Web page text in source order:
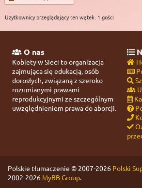
Użytkownicy przeglądający ten wątek: 1 gości
O nas
Kobiety w Sieci to organizacja
zajmująca się edukacją, osób
dorosłych, związaną z szeroko
rozumianymi prawami
reprodukcyjnymi ze szczególnym
uwzględnieniem prawa do aborcji.
Polskie tłumaczenie © 2007-2026 Polski
2002-2026 MyBB Group.